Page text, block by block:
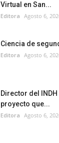
Virtual en San...
Editora Agosto 6,
Ciencia de
Editora Agosto 6,
Director del
proyecto que...
Editora Agosto 6,